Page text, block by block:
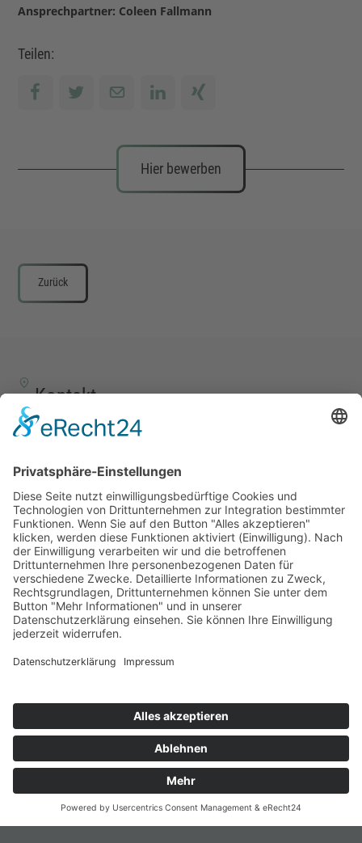
Ansprechpartner: Coleen Fallmann
Teilen:
Hier bewerben
Zurück
Kontakt
TALENTSCOUT CONSULTING GmbH
57258 Freudenberg
+49 (0) 15117609865
office(at)talentscout.de
Social
© 2026 Talentscout Consulting GmbH
Sitemap Datenschutz
Terminvereinbaren